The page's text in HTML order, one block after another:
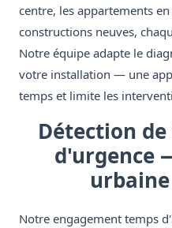
centre, les appartements
constructions neuves,
Notre équipe adapte le
votre installation — une
temps et limite les
Détection
d'urgence
Notre engagement temps